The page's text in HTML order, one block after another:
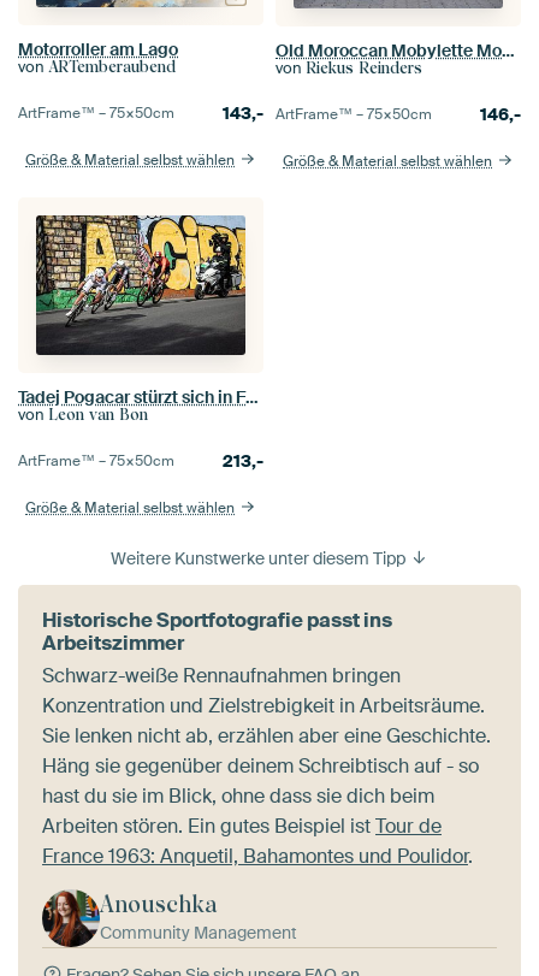
Motorroller am Lago
von ARTemberaubend
ArtFrame™ –75×50cm 143,-
Größe & Material selbst wählen
Old Moroccan Mobylette Moped
von Riekus Reinders
ArtFrame™ –75×50cm 146,-
Größe & Material selbst wählen
Tadej Pogacar stürzt sich in Führung liegend in die Abfahrt der Cipressa
von Leon van Bon
ArtFrame™ –75×50cm 213,-
Größe & Material selbst wählen
Weitere Kunstwerke unter diesem Tipp
Historische Sportfotografie passt ins
Arbeitszimmer
Schwarz-weiße Rennaufnahmen bringen
Konzentration und Zielstrebigkeit in Arbeitsräume.
Sie lenken nicht ab, erzählen aber eine Geschichte.
Häng sie gegenüber deinem Schreibtisch auf - so
hast du sie im Blick, ohne dass sie dich beim
Arbeiten stören. Ein gutes Beispiel istTour de
France 1963: Anquetil, Bahamontes und Poulidor.
Anouschka
Community Management